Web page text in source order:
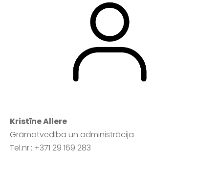
Kristīne Allere
Grāmatvedība un administrācija
Tel.nr.: +371 29 169 283